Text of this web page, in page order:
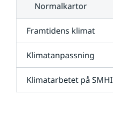
Normalkartor
Framtidens klimat
Klimatanpassning
Klimatarbetet på SMHI